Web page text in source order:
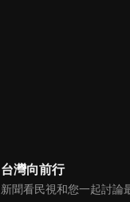
台灣向前行